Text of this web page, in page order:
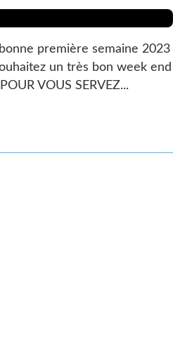
première semaine 2023
un très bon week end
VOUS SERVEZ...